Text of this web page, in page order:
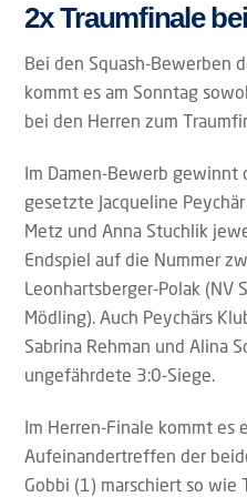
2x Traumfinale
Bei den Squash-Bewerben
kommt es am Sonntag
bei den Herren zum
Im Damen-Bewerb gewinnt
gesetzte Jacqueline
Metz und Anna Stuchlik
Endspiel auf die Nummer
Leonhartsberger-Polak (NV
Mödling). Auch Peychärs
Sabrina Rehman und Alina
ungefährdete 3:0-Siege.
Im Herren-Finale kommt es
Aufeinandertreffen der
Gobbi (1) marschiert so